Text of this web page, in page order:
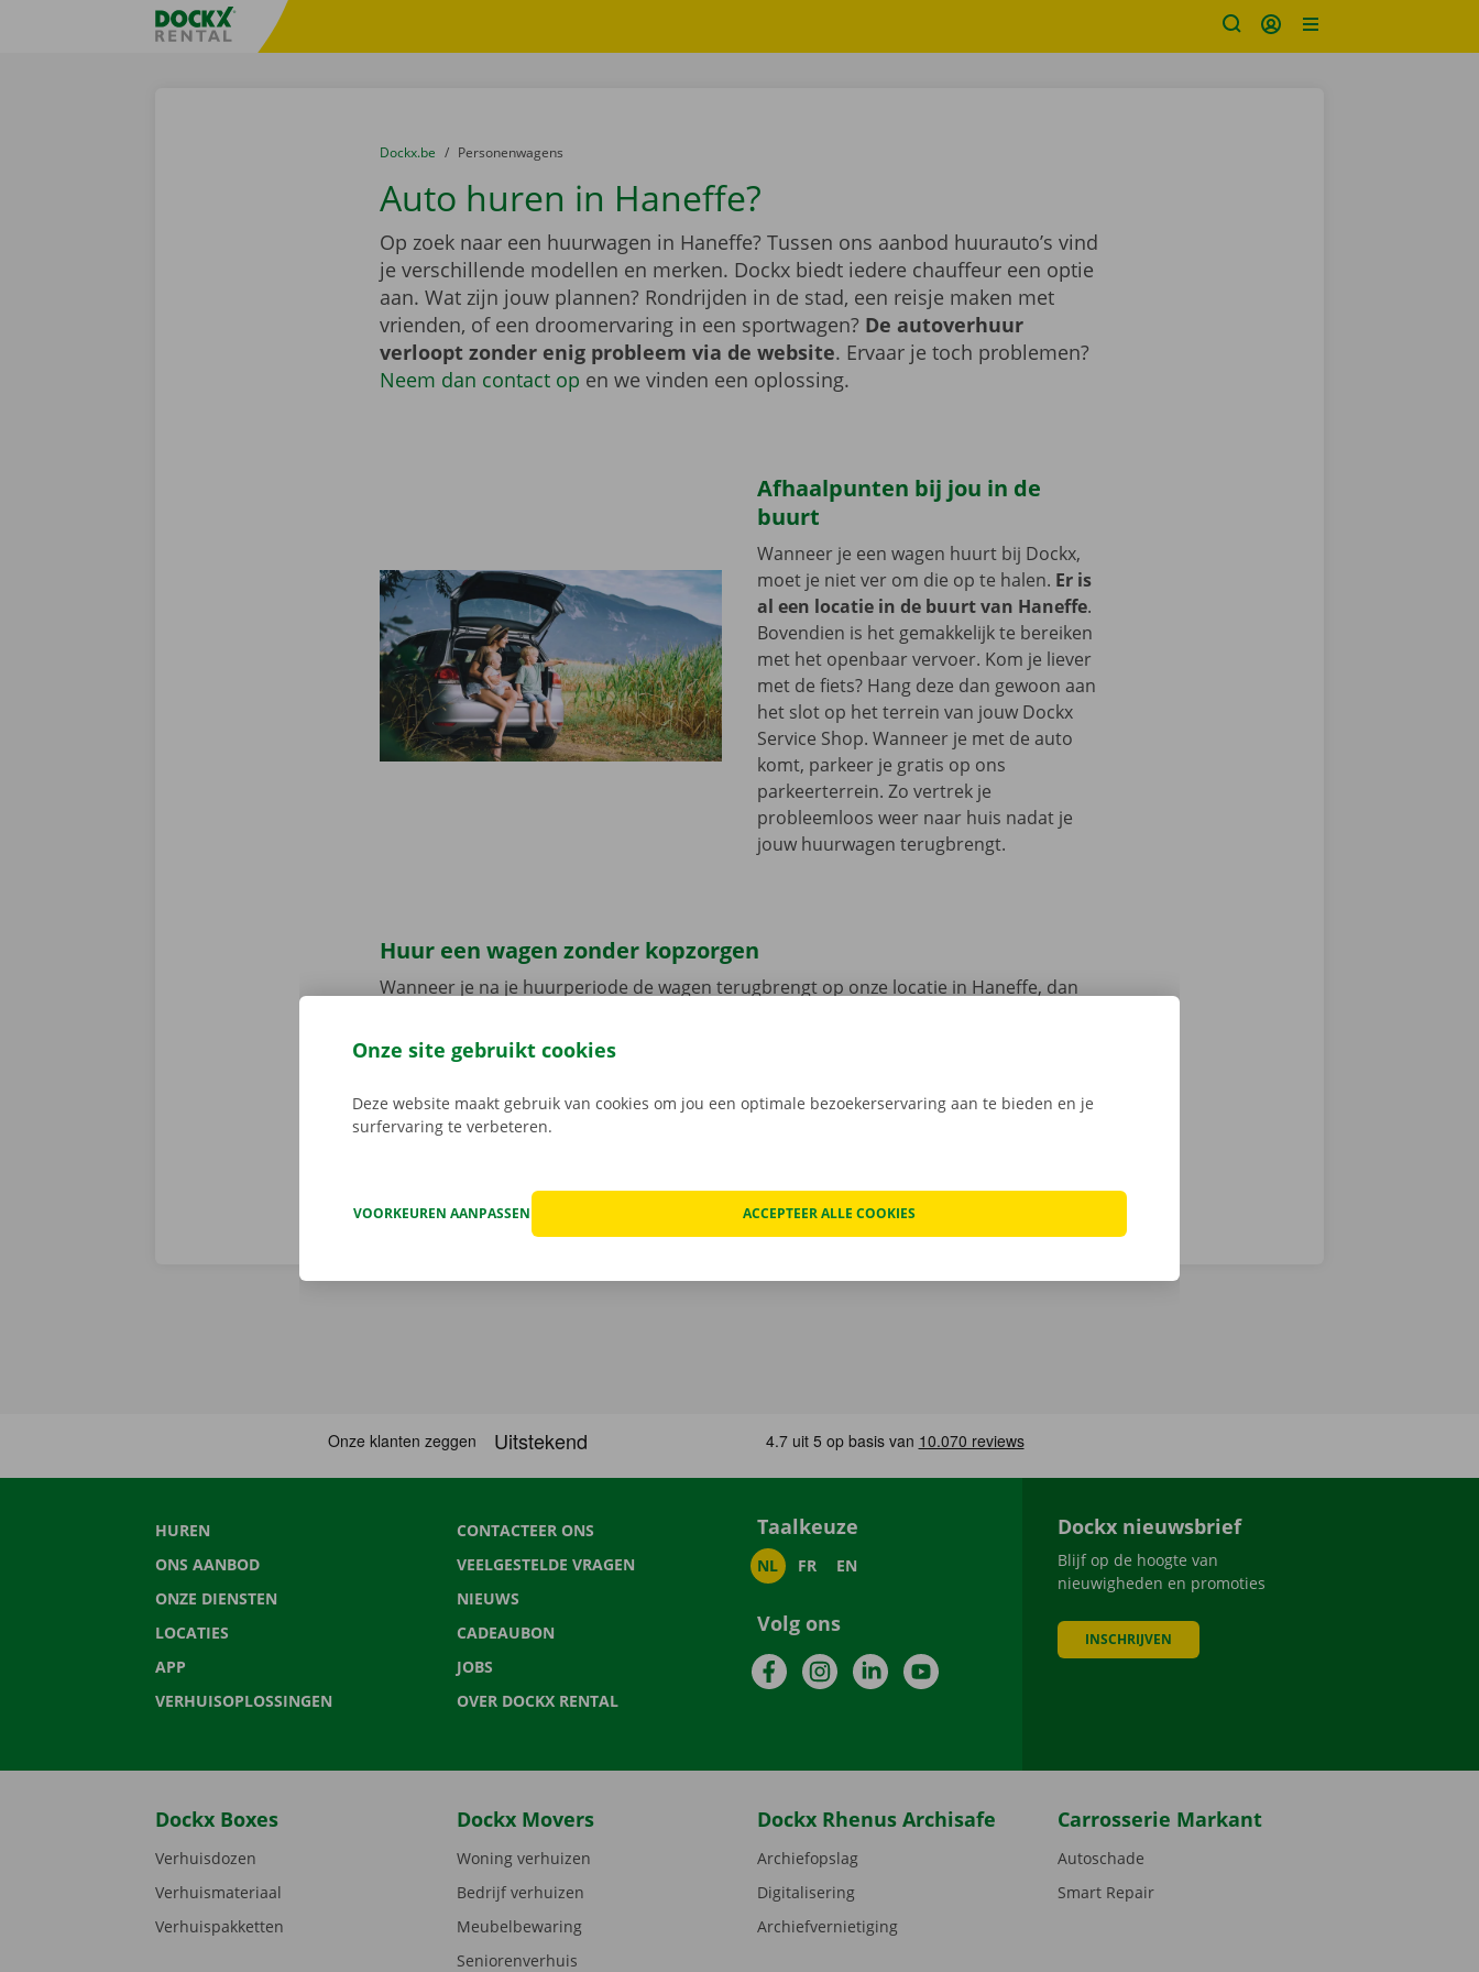
Taalselectie overslaanFratello DEMO
U bevindt zich hier:
van
Dockx.be naar
Personenwagens
Auto huren in Haneffe?
Op zoek naar een huurwagen in Haneffe? Tussen ons aanbod huurauto’s vind
je verschillende modellen en merken. Dockx biedt iedere chauffeur een optie
aan. Wat zijn jouw plannen? Rondrijden in de stad, een reisje maken met
vrienden, of een droomervaring in een sportwagen? De autoverhuur
verloopt zonder enig probleem via de website. Ervaar je toch problemen?
Neem dan contact op en we vinden een oplossing.
Afhaalpunten bij jou in de
buurt
Wanneer je een wagen huurt bij Dockx,
moet je niet ver om die op te halen. Er is
al een locatie in de buurt van Haneffe.
Bovendien is het gemakkelijk te bereiken
met het openbaar vervoer. Kom je liever
met de fiets? Hang deze dan gewoon aan
het slot op het terrein van jouw Dockx
Service Shop. Wanneer je met de auto
komt, parkeer je gratis op ons
parkeerterrein. Zo vertrek je
probleemloos weer naar huis nadat je
jouw huurwagen terugbrengt.
Huur een wagen zonder kopzorgen
Wanneer je na je huurperiode de wagen terugbrengt op onze locatie in Haneffe, dan
persoonlijke service dragen we hoog in het vaandel.
voorhand samen de schade aan de auto. Je geniet bij technische problemen ook 24/7
van pechverhelping binnen heel Europa. Zo geraak je altijd veilig thuis.
HUREN
ONS AANBOD
ONZE DIENSTEN
LOCATIES
APP
VERHUISOPLOSSINGEN
CONTACTEER ONS
VEELGESTELDE VRAGEN
NIEUWS
CADEAUBON
JOBS
OVER DOCKX RENTAL
Taalkeuze
NL FR EN
Volg ons
FacebookInstagramLinkedInYouTube
Dockx nieuwsbrief
Blijf op de hoogte van
nieuwigheden en promoties
INSCHRIJVEN
Dockx Boxes
Verhuisdozen
Verhuismateriaal
Verhuispakketten
Dockx Movers
Woning verhuizen
Bedrijf verhuizen
Meubelbewaring
Seniorenverhuis
Dockx Rhenus Archisafe
Archiefopslag
Digitalisering
Archiefvernietiging
Carrosserie Markant
Autoschade
Smart Repair
Onze site gebruikt cookies
Deze website maakt gebruik van cookies om jou een optimale bezoekerservaring aan te bieden en je
surfervaring te verbeteren.
VOORKEUREN AANPASSEN ACCEPTEER ALLE COOKIES